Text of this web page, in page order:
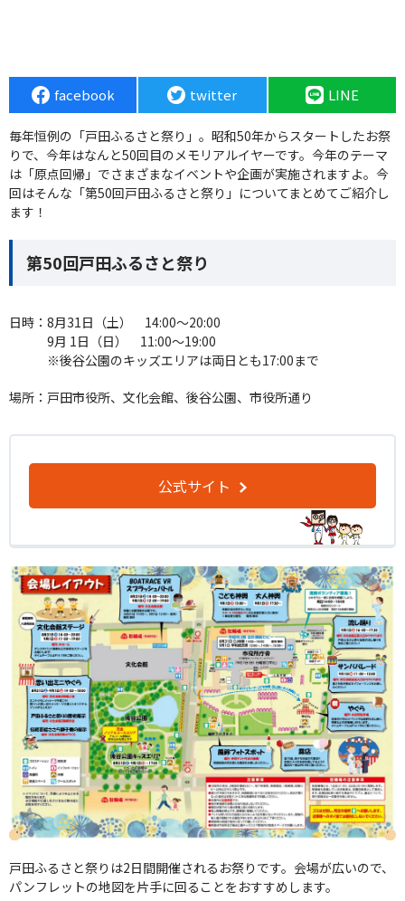
facebook twitter LINE
毎年恒例の「戸田ふるさと祭り」。昭和50年からスタートしたお祭
りで、今年はなんと50回目のメモリアルイヤーです。今年のテーマ
は「原点回帰」でさまざまなイベントや企画が実施されますよ。今
回はそんな「第50回戸田ふるさと祭り」についてまとめてご紹介し
ます！
第50回戸田ふるさと祭り
日時：8月31日（土） 14:00～20:00
9月 1日（日） 11:00～19:00
※後谷公園のキッズエリアは両日とも17:00まで
場所：戸田市役所、文化会館、後谷公園、市役所通り
公式サイト
戸田ふるさと祭りは2日間開催されるお祭りです。会場が広いので、
パンフレットの地図を片手に回ることをおすすめします。